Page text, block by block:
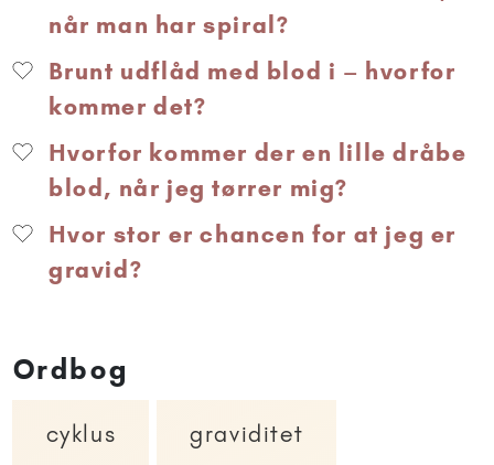
når man har spiral?
Brunt udflåd med blod i – hvorfor
kommer det?
Hvorfor kommer der en lille dråbe
blod, når jeg tørrer mig?
Hvor stor er chancen for at jeg er
gravid?
Ordbog
cyklus graviditet